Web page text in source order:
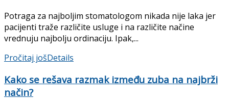
Potraga za najboljim stomatologom nikada nije laka jer
pacijenti traže različite usluge i na različite načine
vrednuju najbolju ordinaciju. Ipak,...
Pročitaj jošDetails
Kako se rešava razmak između zuba na najbrži
način?